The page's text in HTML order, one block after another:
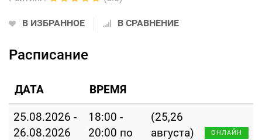
В ИЗБРАННОЕ В СРАВНЕНИЕ
Расписание
ДАТА ВРЕМЯ
25.08.2026 -
26.08.2026
18:00 -
20:00 по
(25,26
августа)
ОНЛАЙН